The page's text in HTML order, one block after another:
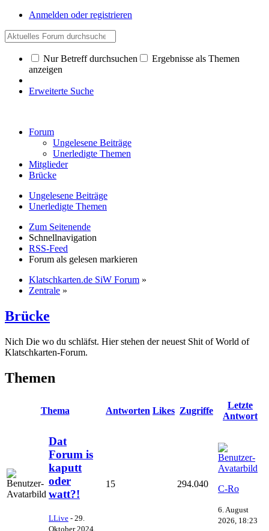
Anmelden oder registrieren
Nur Betreff durchsuchen
Ergebnisse als Themen
anzeigen
Erweiterte Suche
Forum
Ungelesene Beiträge
Unerledigte Themen
Mitglieder
Brücke
Ungelesene Beiträge
Unerledigte Themen
Zum Seitenende
Schnellnavigation
RSS-Feed
Forum als gelesen markieren
Klatschkarten.de SiW Forum »
Zentrale »
Brücke
Nich Die wo du schläfst. Hier stehen der neuest Shit of World of
Klatschkarten-Forum.
Themen
Thema Antworten Likes Zugriffe
Letzte
Antwort
Dat
Forum is
kaputt
oder
watt?!
LLive - 29.
Oktober 2024,
15 294.040 C-Ro
6. August
2026, 18:23